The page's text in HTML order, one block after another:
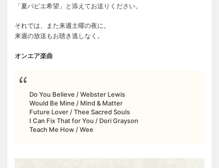
「夏パピエ希望」と添えてお送りください。
それでは、また来週土曜の夜に。
来週の放送もお聴き逃しなく。
オンエア楽曲
Do You Believe / Webster Lewis
Would Be Mine / Mind & Matter
Future Lover / Thee Sacred Souls
I Can Fix That for You / Dori Grayson
Teach Me How / Wee